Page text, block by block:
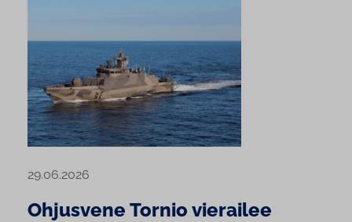
29.06.2026
Ohjusvene Tornio vierailee